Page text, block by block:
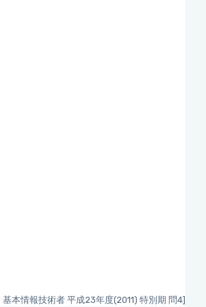
本情報技術者 平成23年度(2011) 特別期 問4]